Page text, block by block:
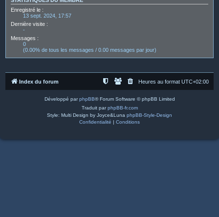
Enregistré le :
13 sept. 2024, 17:57
Dernière visite :
-
Messages :
0
(0.00% de tous les messages / 0.00 messages par jour)
Index du forum Heures au format UTC+02:00
Développé parphpBB® Forum Software © phpBB Limited
Traduit parphpBB-fr.com
Style: Multi Design by Joyce&Luna phpBB-Style-Design
Confidentialité | Conditions